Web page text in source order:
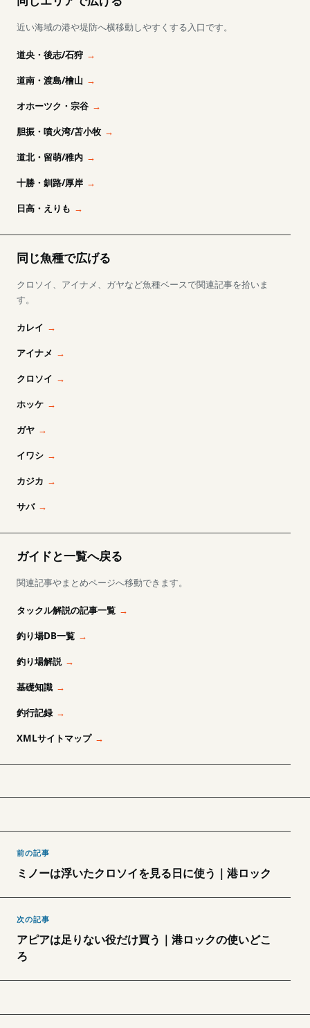
近い海域の港や堤防へ横移動しやすくする入口です。
道央・後志/石狩
道南・渡島/檜山
オホーツク・宗谷
胆振・噴火湾/苫小牧
道北・留萌/稚内
十勝・釧路/厚岸
日高・えりも
同じ魚種で広げる
クロソイ、アイナメ、ガヤなど魚種ベースで関連記事を拾いま
す。
カレイ
アイナメ
クロソイ
ホッケ
ガヤ
イワシ
カジカ
サバ
ガイドと一覧へ戻る
関連記事やまとめページへ移動できます。
タックル解説の記事一覧
釣り場DB一覧
釣り場解説
基礎知識
釣行記録
XMLサイトマップ
前の記事
ミノーは浮いたクロソイを見る日に使う｜港ロック
次の記事
アピアは足りない役だけ買う｜港ロックの使いどこ
ろ